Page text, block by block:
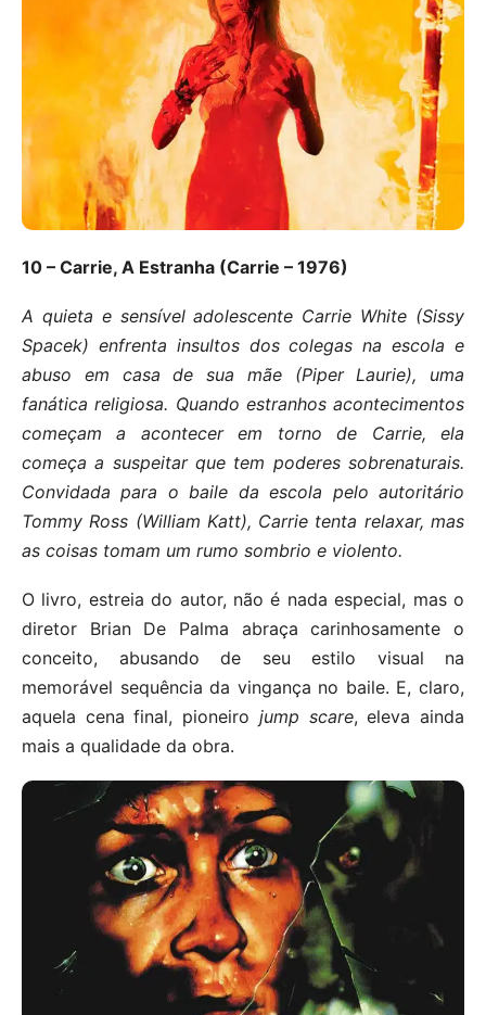
10 – Carrie, A Estranha (Carrie – 1976)
A quieta e sensível adolescente Carrie White (Sissy
Spacek) enfrenta insultos dos colegas na escola e
abuso em casa de sua mãe (Piper Laurie), uma
fanática religiosa. Quando estranhos acontecimentos
começam a acontecer em torno de Carrie, ela
começa a suspeitar que tem poderes sobrenaturais.
Convidada para o baile da escola pelo autoritário
Tommy Ross (William Katt), Carrie tenta relaxar, mas
as coisas tomam um rumo sombrio e violento.
O livro, estreia do autor, não é nada especial, mas o
diretor Brian De Palma abraça carinhosamente o
conceito, abusando de seu estilo visual na
memorável sequência da vingança no baile. E, claro,
aquela cena final, pioneiro jump scare, eleva ainda
mais a qualidade da obra.